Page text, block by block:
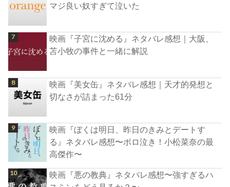
マジ良い奴すぎて泣いた
映画『子宮に沈める』ネタバレ感想｜大阪、
苫小牧の事件と一緒に解説
映画『美女缶』ネタバレ感想｜天才的発想と
切なさが詰まった61分
映画『ぼくは明日、昨日のきみとデートす
る』ネタバレ感想〜ボロ泣き！小松菜奈の最
高傑作〜
映画『悪の教典』ネタバレ感想〜強すぎるハ